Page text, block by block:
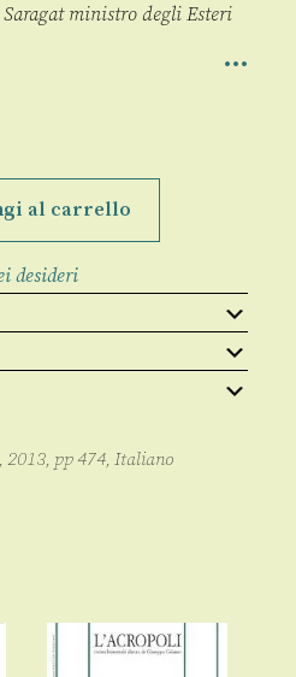
ministro degli Esteri
al carrello
desideri
, 2013, pp 474, Italiano